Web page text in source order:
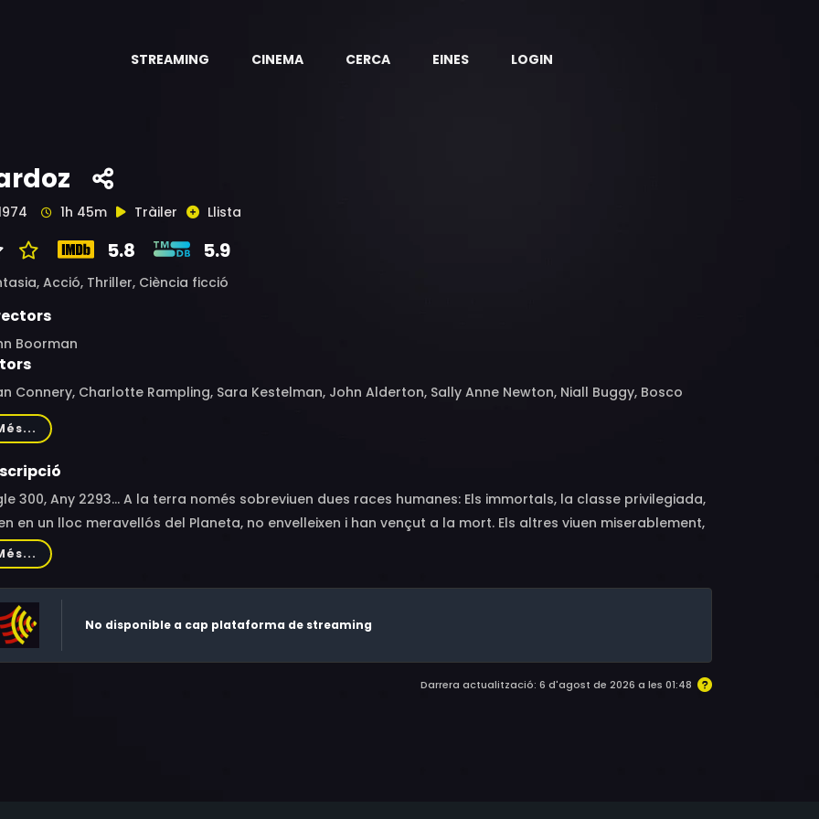
STREAMING CINEMA CERCA EINES LOGIN
1h 45m Tràiler Llista
5.8 5.9
Acció, Thriller, Ciència ficció
Boorman
Connery, Charlotte Rampling, Sara Kestelman, John Alderton, Sally Anne Newton, Niall Buggy, Bosco
Jessica Swift, Bairbre Dowling, Christopher Casson, Reginald Jarman, John Boorman, Katrine
Telsche Boorman, David de Keyser
300, Any 2293... A la terra només sobreviuen dues races humanes: Els immortals, la classe privilegiada,
en un lloc meravellós del Planeta, no envelleixen i han vençut a la mort. Els altres viuen miserablement,
de privacions, són els supervivents d'un món corromput i desolador i només confien en Zardoz, el Déu
veneren. Zardoz elegeix uns quants homes, els entrega armes i els instrueix per defensar els drets de la
raça. Zed, un dels exterminadors elegit per Zardoz, provocarà un terrible conflicte en voler envair el
zona privilegiada dels Immortals.
No disponible a cap plataforma de streaming
Darrera actualització: 6 d'agost de 2026 a les 01:48